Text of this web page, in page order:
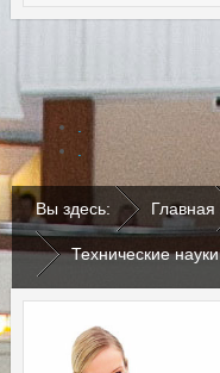
Вы здесь: Главная
Технические науки